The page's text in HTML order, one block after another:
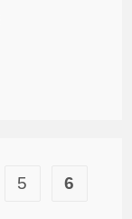
5 6